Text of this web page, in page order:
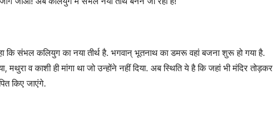
कि संभल कलियुग का नया तीर्थ है. भगवान् भूतनाथ का डमरू वहां बजना शुरू हो गया है.
व काशी ही मांगा था जो उन्होंने नहीं दिया. अब स्थिति ये है कि जहां भी मंदिर तोड़कर
किए जाएंगे.